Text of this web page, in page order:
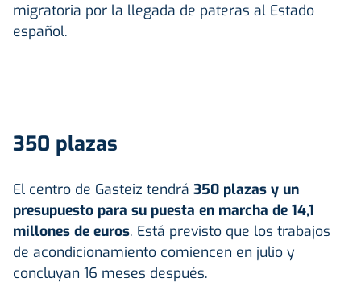
migratoria por la llegada de pateras al Estado
español.
350 plazas
El centro de Gasteiz tendrá 350 plazas y un
presupuesto para su puesta en marcha de 14,1
millones de euros. Está previsto que los trabajos
de acondicionamiento comiencen en julio y
concluyan 16 meses después.